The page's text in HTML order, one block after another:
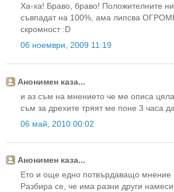
Ха-ха! Браво, браво! Положителните ни
съвпадат на 100%, ама липсва
скромност :D
06 ноември, 2009 11:19
Анонимен каза...
и аз съм на мнението че ме описа
съм за дрехите тряят ме поне 3 часа
06 май, 2010 00:02
Анонимен каза...
Ето и още едно потвърдаващо мнение
Разбира се, че има разни други